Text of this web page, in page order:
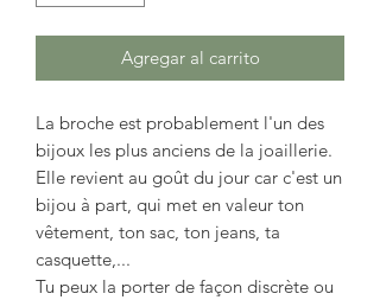
Agregar al carrito
La broche est probablement l'un des
bijoux les plus anciens de la joaillerie.
Elle revient au goût du jour car c'est un
bijou à part, qui met en valeur ton
vêtement, ton sac, ton jeans, ta
casquette,...
Tu peux la porter de façon discrète ou